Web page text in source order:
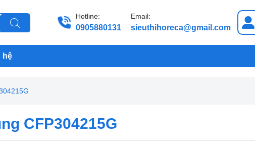
Hotline:
0905880131
Email:
sieuthihoreca@gmail.com
hệ
CFP304215G